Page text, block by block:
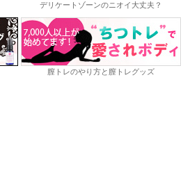
デリケートゾーンのニオイ大丈夫？
膣トレのやり方と膣トレグッズ